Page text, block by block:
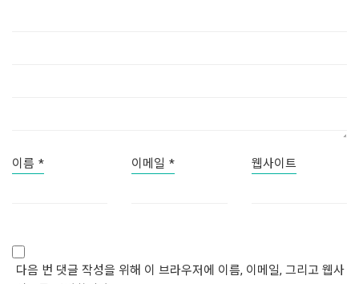
이름 * 이메일 * 웹사이트
다음 번 댓글 작성을 위해 이 브라우저에 이름, 이메일, 그리고 웹사